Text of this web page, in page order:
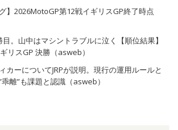
】2026MotoGP第12戦イギリスGP終了時点
。山中はマシントラブルに泣く【順位結果】
リスGP 決勝（asweb）
カーについてJRPが説明。現行の運用ルールと
離”も課題と認識（asweb）